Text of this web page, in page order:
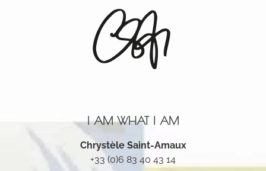
I AM WHAT I AM
Chrystèle Saint-Amaux
+33 (0)6 83 40 43 14